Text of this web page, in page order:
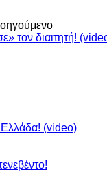
τον διαιτητή!
Ελλάδα! (video)